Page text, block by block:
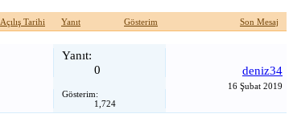
Açılış Tarihi Yanıt Gösterim Son Mesaj
Yanıt:
0
Gösterim:
1,724
deniz34
16 Şubat 2019